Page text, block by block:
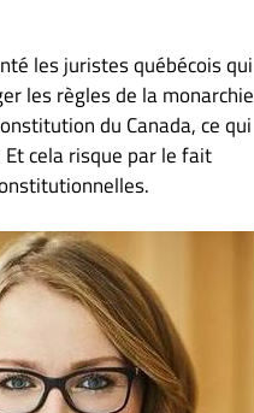
les juristes québécois qui
les règles de la monarchie
du Canada, ce qui
cela risque par le fait